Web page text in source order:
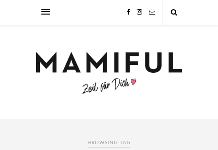
BROWSING TAG